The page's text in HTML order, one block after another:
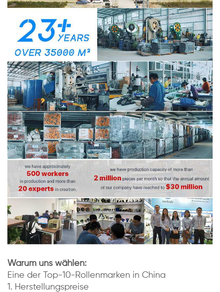
Warum uns wählen:
Eine der Top-10-Rollenmarken in China
1. Herstellungspreise